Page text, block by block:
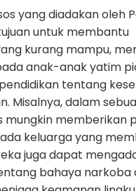
yang diadakan oleh
untuk membantu
kurang mampu,
anak-anak yatim
tentang
Misalnya, dalam
mungkin memberikan
keluarga yang
juga dapat
bahaya narkoba